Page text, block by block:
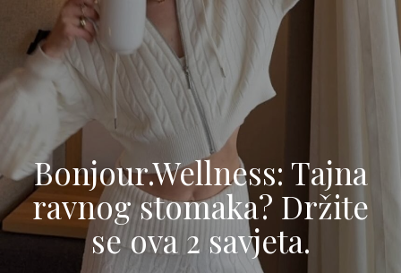
Bonjour.Wellness: Tajna
ravnog stomaka? Držite
se ova 2 savjeta.